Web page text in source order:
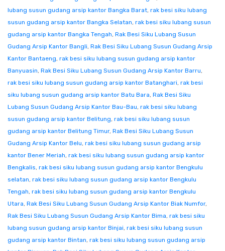
lubang susun gudang arsip kantor Bangka Barat, rak besi siku lubang
susun gudang arsip kantor Bangka Selatan, rak besi siku lubang susun
gudang arsip kantor Bangka Tengah, Rak Besi Siku Lubang Susun
Gudang Arsip Kantor Bangli, Rak Besi Siku Lubang Susun Gudang Arsip
Kantor Bantaeng, rak besi siku lubang susun gudang arsip kantor
Banyuasin, Rak Besi Siku Lubang Susun Gudang Arsip Kantor Barru,
rak besi siku lubang susun gudang arsip kantor Batanghari, rak besi
siku lubang susun gudang arsip kantor Batu Bara, Rak Besi Siku
Lubang Susun Gudang Arsip Kantor Bau-Bau, rak besi siku lubang
susun gudang arsip kantor Belitung, rak besi siku lubang susun
gudang arsip kantor Belitung Timur, Rak Besi Siku Lubang Susun
Gudang Arsip Kantor Belu, rak besi siku lubang susun gudang arsip
kantor Bener Meriah, rak besi siku lubang susun gudang arsip kantor
Bengkalis, rak besi siku lubang susun gudang arsip kantor Bengkulu
selatan, rak besi siku lubang susun gudang arsip kantor Bengkulu
Tengah, rak besi siku lubang susun gudang arsip kantor Bengkulu
Utara, Rak Besi Siku Lubang Susun Gudang Arsip Kantor Biak Numfor,
Rak Besi Siku Lubang Susun Gudang Arsip Kantor Bima, rak besi siku
lubang susun gudang arsip kantor Binjai, rak besi siku lubang susun
gudang arsip kantor Bintan, rak besi siku lubang susun gudang arsip